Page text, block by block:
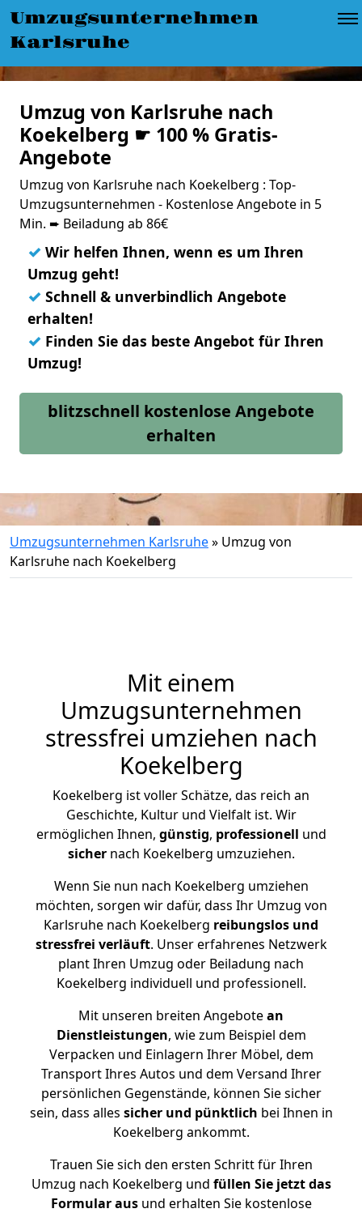
Umzugsunternehmen
Karlsruhe
Umzug von Karlsruhe nach
Koekelberg ☛ 100 % Gratis-
Angebote
Umzug von Karlsruhe nach Koekelberg : Top-
Umzugsunternehmen - Kostenlose Angebote in 5
Min. ➨ Beiladung ab 86€
✓ Wir helfen Ihnen, wenn es um Ihren
Umzug geht!
✓ Schnell & unverbindlich Angebote
erhalten!
✓ Finden Sie das beste Angebot für Ihren
Umzug!
blitzschnell kostenlose Angebote
erhalten
Umzugsunternehmen Karlsruhe» Umzug von
Karlsruhe nach Koekelberg
Mit einem
Umzugsunternehmen
stressfrei umziehen nach
Koekelberg
Koekelberg ist voller Schätze, das reich an
Geschichte, Kultur und Vielfalt ist. Wir
ermöglichen Ihnen, günstig, professionell und
sichernach Koekelberg umzuziehen.
Wenn Sie nun nach Koekelberg umziehen
möchten, sorgen wir dafür, dass Ihr Umzug von
Karlsruhe nach Koekelberg reibungslos und
stressfrei verläuft. Unser erfahrenes Netzwerk
plant Ihren Umzug oder Beiladung nach
Koekelberg individuell und professionell.
Mit unseren breiten Angebotean
Dienstleistungen, wie zum Beispiel dem
Verpacken und Einlagern Ihrer Möbel, dem
Transport Ihres Autos und dem Versand Ihrer
persönlichen Gegenstände, können Sie sicher
sein, dass alles sicher und pünktlich bei Ihnen in
Koekelberg ankommt.
Trauen Sie sich den ersten Schritt für Ihren
Umzug nach Koekelberg und füllen Sie jetzt das
Formular ausund erhalten Sie kostenlose